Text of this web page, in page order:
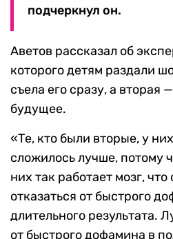
подчеркнул он.
Аветов рассказал об
которого детям раздали
съела его сразу, а вторая
будущее.
«Те, кто были вторые, у
сложилось лучше, потому
них так работает мозг,
отказаться от быстрого
длительного результата.
от быстрого дофамина в